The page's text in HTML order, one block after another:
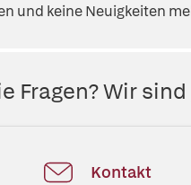
und keine Neuigkeiten
Fragen? Wir
Kontakt